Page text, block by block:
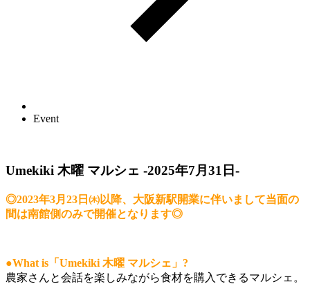
Event
Umekiki 木曜 マルシェ -2025年7月31日-
◎2023年3月23日㈭以降、大阪新駅開業に伴いまして当面の
間は南館側のみで開催となります◎
●What is「Umekiki 木曜 マルシェ」?
農家さんと会話を楽しみながら食材を購入できるマルシェ。